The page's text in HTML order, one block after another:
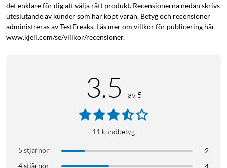
det enklare för dig att välja rätt produkt. Recensionerna nedan skrivs
uteslutande av kunder som har köpt varan. Betyg och recensioner
administreras av TestFreaks. Läs mer om villkor för publicering här
www.kjell.com/se/villkor/recensioner.
3.5 av 5
11 kundbetyg
5 stjärnor
2
4 stjärnor